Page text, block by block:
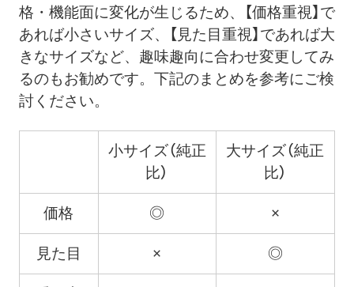
格・機能面に変化が生じるため、【価格重視】で
あれば小さいサイズ、【見た目重視】であれば大
きなサイズなど、趣味趣向に合わせ変更してみ
るのもお勧めです。下記のまとめを参考にご検
討ください。
小サイズ（純正
比）
大サイズ（純正
比）
価格 ◎ ×
見た目 × ◎